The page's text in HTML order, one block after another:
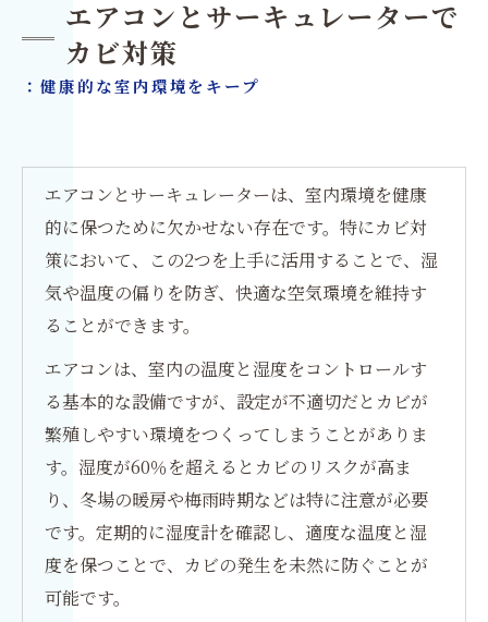
エアコンとサーキュレーターで
カビ対策
：健康的な室内環境をキープ
エアコンとサーキュレーターは、室内環境を健康
的に保つために欠かせない存在です。特にカビ対
策において、この2つを上手に活用することで、湿
気や温度の偏りを防ぎ、快適な空気環境を維持す
ることができます。
エアコンは、室内の温度と湿度をコントロールす
る基本的な設備ですが、設定が不適切だとカビが
繁殖しやすい環境をつくってしまうことがありま
す。湿度が60％を超えるとカビのリスクが高ま
り、冬場の暖房や梅雨時期などは特に注意が必要
です。定期的に湿度計を確認し、適度な温度と湿
度を保つことで、カビの発生を未然に防ぐことが
可能です。